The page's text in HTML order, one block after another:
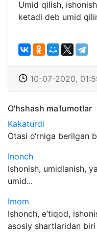
Umid qilish,
ketadi deb umid
10-07-2020,
O'hshash ma'lumotlar
Kakaturdi
Otasi o‘rniga berilgan
Inonch
Ishonish, umidlanish,
umid...
Imom
Ishonch, e’tiqod,
asosiy shartlaridan